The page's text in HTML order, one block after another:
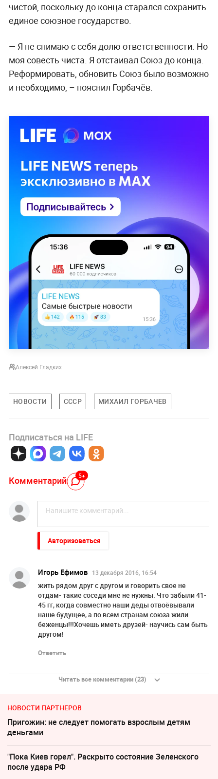
чистой, поскольку до конца старался сохранить
единое союзное государство.
— Я не снимаю с себя долю ответственности. Но
моя совесть чиста. Я отстаивал Союз до конца.
Реформировать, обновить Союз было возможно
и необходимо, – пояснил Горбачёв.
Алексей Гладких
НОВОСТИ СССР МИХАИЛ ГОРБАЧЕВ
Подписаться на LIFE
Комментарий 5+
Авторизоваться
Игорь Ефимов 13 декабря 2016, 16:54
жить рядом друг с другом и говорить свое не
отдам- такие соседи мне не нужны. Что забыли 41-
45 гг, когда совместно наши деды отвоёвывали
наше будущее, а по всем странам союза жили
беженцы!!!Хочешь иметь друзей- научись сам быть
другом!
Ответить
Читать все комментарии (23)
НОВОСТИ ПАРТНЕРОВ
Пригожин: не следует помогать взрослым детям
деньгами
"Пока Киев горел". Раскрыто состояние Зеленского
после удара РФ